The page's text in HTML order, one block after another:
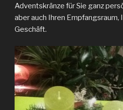
Adventskränze für Sie ganz
aber auch Ihren Empfangsraum,
Geschäft.